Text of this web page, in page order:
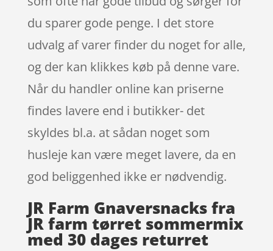
du sparer gode penge. I det store
udvalg af varer finder du noget for alle,
og der kan klikkes køb på denne vare.
Når du handler online kan priserne
findes lavere end i butikker- det
skyldes bl.a. at sådan noget som
husleje kan være meget lavere, da en
god beliggenhed ikke er nødvendig.
JR Farm Gnaversnacks fra
JR farm tørret sommermix
med 30 dages returret